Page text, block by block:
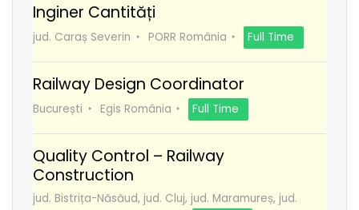
Inginer Cantități
jud. Caraș Severin PORR România Full Time
Railway Design Coordinator
București Egis România Full Time
Quality Control – Railway
Construction
jud. Bistrița-Năsăud, jud. Cluj, jud. Maramureș, jud.